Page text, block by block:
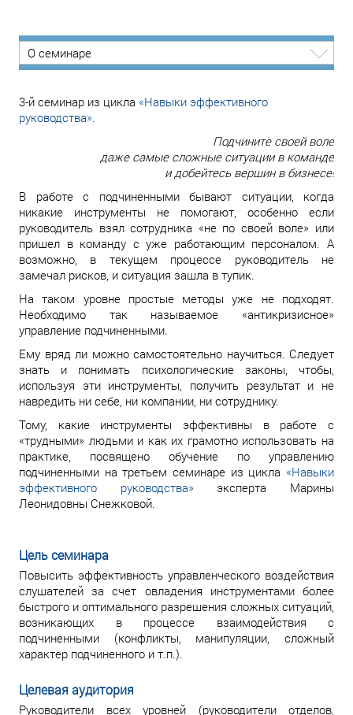
О семинаре
3-й семинар из цикла «Навыки эффективного
руководства».
Подчините своей воле
даже самые сложные ситуации в команде
и добейтесь вершин в бизнесе!
В работе с подчиненными бывают ситуации, когда
никакие инструменты не помогают, особенно если
руководитель взял сотрудника «не по своей воле» или
пришел в команду с уже работающим персоналом. А
возможно, в текущем процессе руководитель не
замечал рисков, и ситуация зашла в тупик.
На таком уровне простые методы уже не подходят.
Необходимо так называемое «антикризисное»
управление подчиненными.
Ему вряд ли можно самостоятельно научиться. Следует
знать и понимать психологические законы, чтобы,
используя эти инструменты, получить результат и не
навредить ни себе, ни компании, ни сотруднику.
Тому, какие инструменты эффективны в работе с
«трудными» людьми и как их грамотно использовать на
практике, посвящено обучение по управлению
подчиненными на третьем семинаре из цикла «Навыки
эффективного руководства» эксперта Марины
Леонидовны Снежковой.
Цель семинара
Повысить эффективность управленческого воздействия
слушателей за счет овладения инструментами более
быстрого и оптимального разрешения сложных ситуаций,
возникающих в процессе взаимодействия с
подчиненными (конфликты, манипуляции, сложный
характер подчиненного и т.п.).
Целевая аудитория
Руководители всех уровней (руководители отделов,